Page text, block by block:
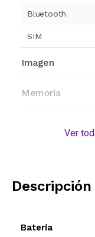
Bluetooth
SIM
Imagen
Memoria
Cámara
Ver
Batería